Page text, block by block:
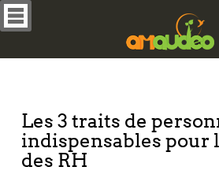
Les 3 traits de
indispensables pour
des RH